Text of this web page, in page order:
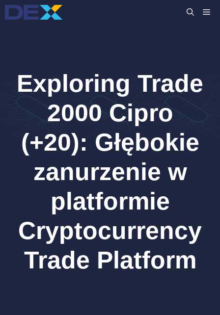
Przejdź
do
Exploring Trade
2000 Cipro
(+20): Głębokie
zanurzenie w
platformie
Cryptocurrency
Trade Platform